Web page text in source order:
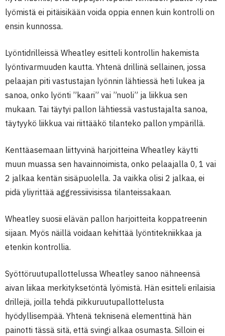
lyömistä ei pitäisikään voida oppia ennen kuin kontrolli on
ensin kunnossa.
Lyöntidrilleissä Wheatley esitteli kontrollin hakemista
lyöntivarmuuden kautta. Yhtenä drillinä sellainen, jossa
pelaajan piti vastustajan lyönnin lähtiessä heti lukea ja
sanoa, onko lyönti ”kaari” vai ”nuoli” ja liikkua sen
mukaan. Tai täytyi pallon lähtiessä vastustajalta sanoa,
täytyykö liikkua vai riittääkö tilanteko pallon ympärillä.
Kenttäasemaan liittyvinä harjoitteina Wheatley käytti
muun muassa sen havainnoimista, onko pelaajalla 0, 1 vai
2 jalkaa kentän sisäpuolella. Ja vaikka olisi 2 jalkaa, ei
pidä yliyrittää aggressiivisissa tilanteissakaan.
Wheatley suosii elävän pallon harjoitteita koppatreenin
sijaan. Myös näillä voidaan kehittää lyöntitekniikkaa ja
etenkin kontrollia.
Syöttöruutupallottelussa Wheatley sanoo nähneensä
aivan liikaa merkityksetöntä lyömistä. Hän esitteli erilaisia
drillejä, joilla tehdä pikkuruutupallottelusta
hyödyllisempää. Yhtenä teknisenä elementtinä hän
painotti tässä sitä, että svingi alkaa osumasta. Silloin ei